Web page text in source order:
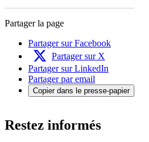
Partager la page
Partager sur Facebook
Partager sur X
Partager sur LinkedIn
Partager par email
Copier dans le presse-papier
Restez informés